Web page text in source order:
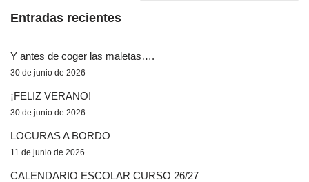
Entradas recientes
Y antes de coger las maletas….
30 de junio de 2026
¡FELIZ VERANO!
30 de junio de 2026
LOCURAS A BORDO
11 de junio de 2026
CALENDARIO ESCOLAR CURSO 26/27